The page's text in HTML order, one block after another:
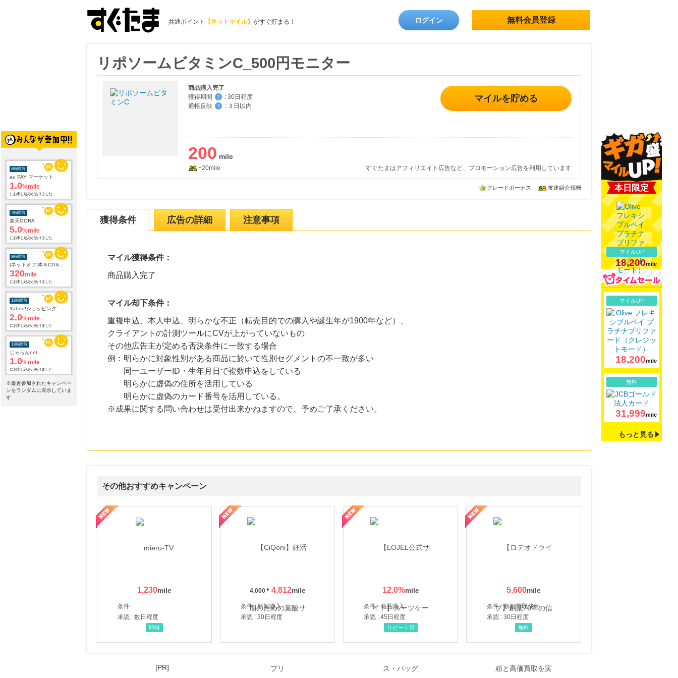
共通ポイント 【ネットマイル】 がすぐ貯まる！ ログイン 無料会員登録
6時間前
au PAY マーケット
1.0%mile
にお申し込みがありました
7時間前
楽天GORA
5.0%mile
にお申し込みがありました
9時間前
320mile
にお申し込みがありました
13時間前
Yahoo!ショッピング
2.0%mile
にお申し込みがありました
13時間前
じゃらんnet
1.0%mile
にお申し込みがありました
13時間前
Joshin webショップ
※最近参加されたキャンペー
ンをランダムに表示していま
す
リポソームビタミンC_500円モニター
商品購入完了
獲得期間
？ : 30日程度
通帳反映
？ : ３日以内
マイルを貯める
200
+20mile すぐたまはアフィリエイト広告など、プロモーション広告を利用しています
グレードボーナス 友達紹介報酬
獲得条件 広告の詳細 注意事項
マイル獲得条件：
商品購入完了
マイル却下条件：
重複申込、本人申込、明らかな不正（転売目的での購入や誕生年が1900年など）、
クライアントの計測ツールにCVが上がっていないもの
その他広告主が定める否決条件に一致する場合
例：明らかに対象性別がある商品に於いて性別セグメントの不一致が多い
同一ユーザーID・生年月日で複数申込をしている
明らかに虚偽の住所を活用している
明らかに虚偽のカード番号を活用している。
※成果に関する問い合わせは受付出来かねますので、予めご了承ください。
その他おすすめキャンペーン
1,230
条件 :
承認 : 数日程度
即時
4,000 4,812
条件 : 新規購入
承認 : 30日程度
12.0%
条件 : 商品購入
承認 : 45日程度
【LOJEL公式サイト】スーツケース・バッグ
リピート可
5,600
条件 : 新規買取成約
承認 : 30日程度
【ロデオドライブ】創業70年の信頼と高価買取を実現！ブランド品・貴金属の無料査定
無料
本日限定
マイルUP
18,200mile
マイルUP
18,200mile
無料
31,999mile
もっと見る
[PR]